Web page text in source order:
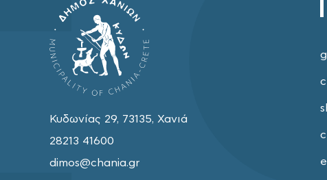
Κυδωνίας 29, 73135, Χανιά
28213 41600
dimos@chania.gr